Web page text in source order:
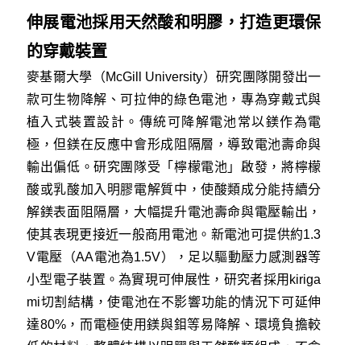
伸展電池採用天然酸和明膠，打造更環保
的穿戴裝置
麥基爾大學（McGill University）研究團隊開發出一
款可生物降解、可拉伸的綠色電池，專為穿戴式與
植入式裝置設計。傳統可降解電池常以鎂作為電
極，但鎂在反應中會形成阻隔層，導致電池壽命與
輸出偏低。研究團隊受「檸檬電池」啟發，將檸檬
酸或乳酸加入明膠電解質中，使酸類成分能持續分
解鎂表面阻隔層，大幅提升電池壽命與電壓輸出，
使其表現更接近一般商用電池。新電池可提供約1.3
V電壓（AA電池為1.5V），足以驅動壓力感測器等
小型電子裝置。為實現可伸展性，研究者採用kiriga
mi切割結構，使電池在不影響功能的情況下可延伸
達80%，而電極使用鎂與鉬等易降解、環境負擔較